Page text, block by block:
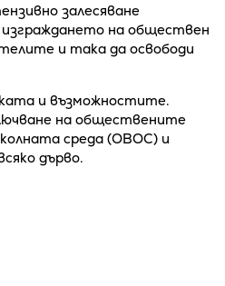
залесяване
изграждането на обществен
и така да освободи
и възможностите.
на обществените
среда (ОВОС) и
дърво.